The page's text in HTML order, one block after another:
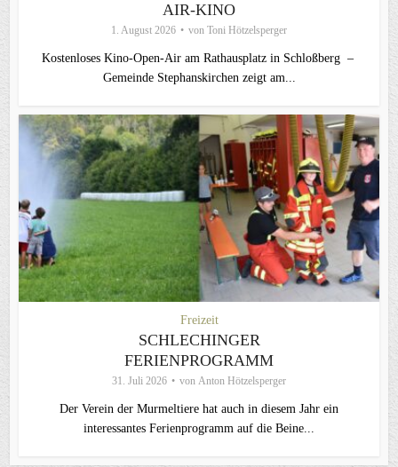
AIR-KINO
1. August 2026 von Toni Hötzelsperger
Kostenloses Kino-Open-Air am Rathausplatz in Schloßberg –
Gemeinde Stephanskirchen zeigt am...
Freizeit
SCHLECHINGER
FERIENPROGRAMM
31. Juli 2026 von Anton Hötzelsperger
Der Verein der Murmeltiere hat auch in diesem Jahr ein
interessantes Ferienprogramm auf die Beine...